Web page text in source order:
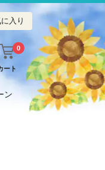
入り
ート
0
ン